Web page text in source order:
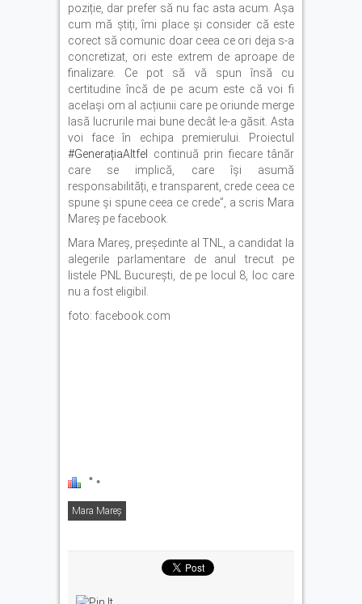
poziție, dar prefer să nu fac asta acum. Așa
cum mă știți, îmi place și consider că este
corect să comunic doar ceea ce ori deja s-a
concretizat, ori este extrem de aproape de
finalizare. Ce pot să vă spun însă cu
certitudine încă de pe acum este că voi fi
același om al acțiunii care pe oriunde merge
lasă lucrurile mai bune decât le-a găsit. Asta
voi face în echipa premierului. Proiectul
#GenerațiaAltfel
continuă prin fiecare tânăr
care se implică, care își asumă
responsabilități, e transparent, crede ceea ce
spune și spune ceea ce crede”, a scris Mara
Mareș pe facebook.
Mara Mareş, preşedinte al TNL, a candidat la
alegerile parlamentare de anul trecut pe
listele PNL Bucureşti, de pe locul 8, loc care
nu a fost eligibil.
foto: facebook.com
Mara Mareș